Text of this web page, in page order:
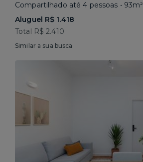
Compartilhado até 4 pessoas • 93m²
Aluguel R$ 1.418
Total R$ 2.410
Similar a sua busca